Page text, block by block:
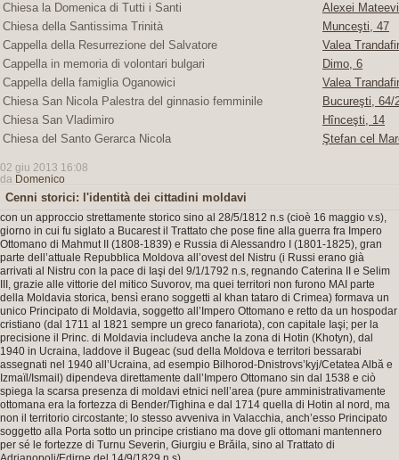
Chiesa la Domenica di Tutti i Santi
Alexei
Chiesa della Santissima Trinità
Munceşti, 47
Cappella della Resurrezione del Salvatore
Valea
Cappella in memoria di volontari bulgari
Dimo, 6
Cappella della famiglia Oganowici
Valea
Chiesa San Nicola Palestra del ginnasio femminile
Bucureşti, 64/
Chiesa San Vladimiro
Hînceşti, 14
Chiesa del Santo Gerarca Nicola
Ştefan cel
02 giu 2013 16:08
da Domenico
Cenni storici: l'identità dei cittadini moldavi
con un approccio strettamente storico sino al 28/5/1812 n.s (cioè 16 maggio v.s),
giorno in cui fu siglato a Bucarest il Trattato che pose fine alla guerra fra Impero
Ottomano di Mahmut II (1808-1839) e Russia di Alessandro I (1801-1825), gran
parte dell’attuale Repubblica Moldova all’ovest del Nistru (i Russi erano già
arrivati al Nistru con la pace di Iaşi del 9/1/1792 n.s, regnando Caterina II e Selim
III, grazie alle vittorie del mitico Suvorov, ma quei territori non furono MAI parte
della Moldavia storica, bensì erano soggetti al khan tataro di Crimea) formava un
unico Principato di Moldavia, soggetto all’Impero Ottomano e retto da un hospodar
cristiano (dal 1711 al 1821 sempre un greco fanariota), con capitale Iaşi; per la
precisione il Princ. di Moldavia includeva anche la zona di Hotin (Khotyn), dal
1940 in Ucraina, laddove il Bugeac (sud della Moldova e territori bessarabi
assegnati nel 1940 all’Ucraina, ad esempio Bilhorod-Dnistrovs’kyj/Cetatea Albă e
Izmaïl/Ismail) dipendeva direttamente dall’Impero Ottomano sin dal 1538 e ciò
spiega la scarsa presenza di moldavi etnici nell’area (pure amministrativamente
ottomana era la fortezza di Bender/Tighina e dal 1714 quella di Hotin al nord, ma
non il territorio circostante; lo stesso avveniva in Valacchia, anch’esso Principato
soggetto alla Porta sotto un principe cristiano ma dove gli ottomani mantennero
per sé le fortezze di Turnu Severin, Giurgiu e Brăila, sino al Trattato di